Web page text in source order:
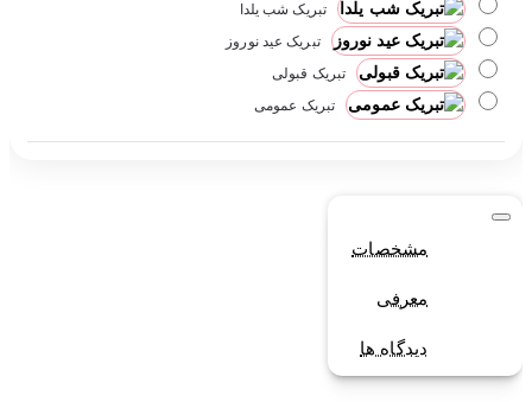
تبریک شب یلدا
تبریک عید نوروز
تبریک قبولی
تبریک عمومی
مشخصات
معرفی
دیدگاه ها